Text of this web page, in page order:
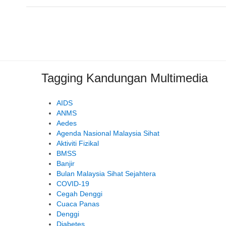
Tagging Kandungan Multimedia
AIDS
ANMS
Aedes
Agenda Nasional Malaysia Sihat
Aktiviti Fizikal
BMSS
Banjir
Bulan Malaysia Sihat Sejahtera
COVID-19
Cegah Denggi
Cuaca Panas
Denggi
Diabetes